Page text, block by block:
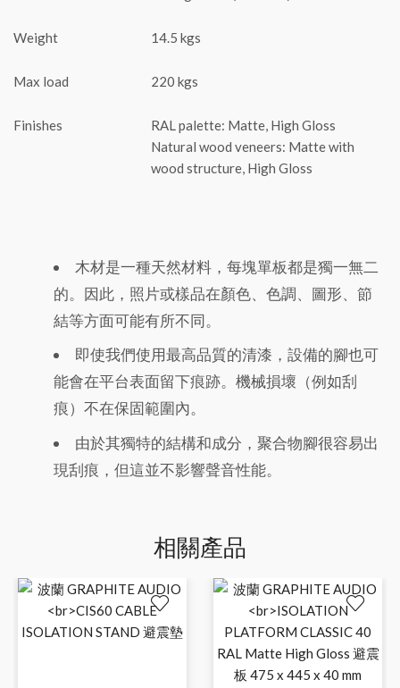
Weight 14.5 kgs
Max load 220 kgs
Finishes
RAL palette: Matte, High Gloss
Natural wood veneers: Matte with
wood structure, High Gloss
木材是一種天然材料，每塊單板都是獨一無二
的。因此，照片或樣品在顏色、色調、圖形、節
結等方面可能有所不同。
即使我們使用最高品質的清漆，設備的腳也可
能會在平台表面留下痕跡。機械損壞（例如刮
痕）不在保固範圍內。
由於其獨特的結構和成分，聚合物腳很容易出
現刮痕，但這並不影響聲音性能。
相關產品